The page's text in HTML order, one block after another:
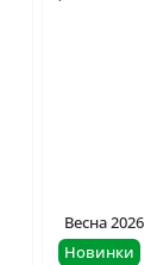
Весна 2026
Новинки